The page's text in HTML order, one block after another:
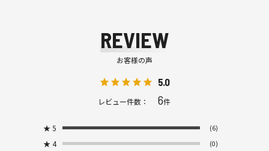
REVIEW
お客様の声
5.0
レビュー件数： 6件
★ 5 (6)
★ 4 (0)